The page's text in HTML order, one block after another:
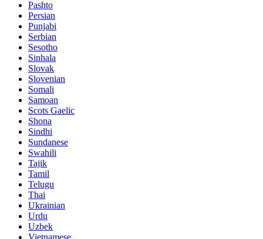
Pashto
Persian
Punjabi
Serbian
Sesotho
Sinhala
Slovak
Slovenian
Somali
Samoan
Scots Gaelic
Shona
Sindhi
Sundanese
Swahili
Tajik
Tamil
Telugu
Thai
Ukrainian
Urdu
Uzbek
Vietnamese